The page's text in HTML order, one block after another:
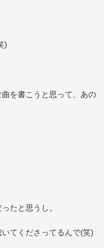
)
を書こうと思って、あの
たと思うし。
てくださってるんで(笑)